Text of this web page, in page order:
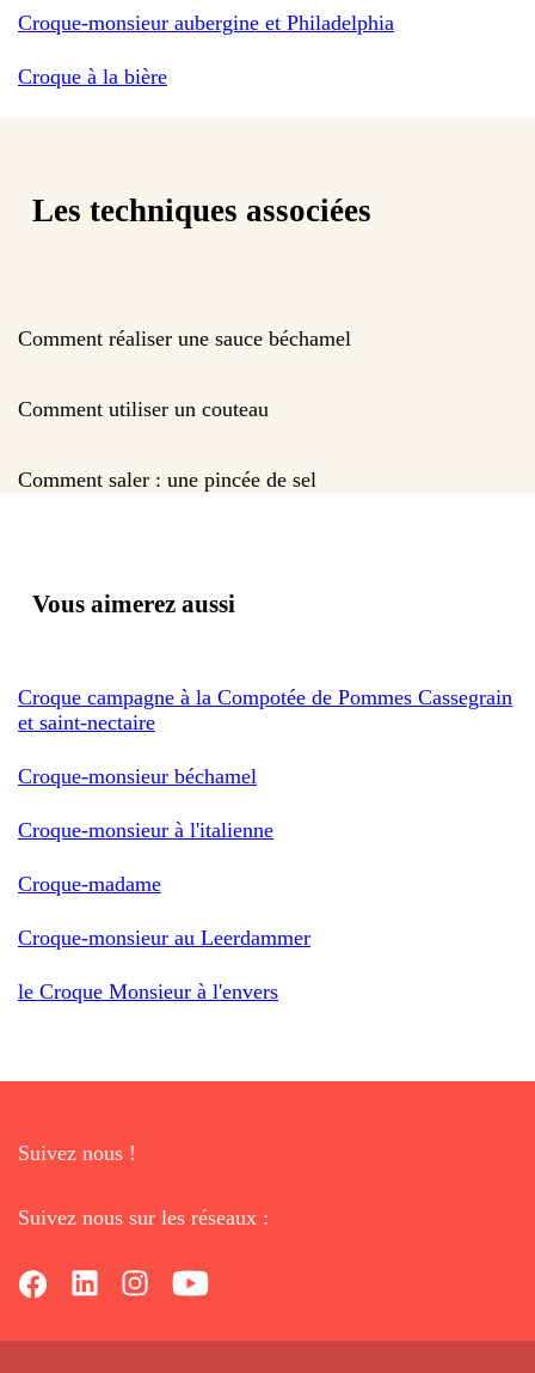
Croque-monsieur aubergine et Philadelphia
Croque à la bière
Les techniques associées
Comment réaliser une sauce béchamel
Comment utiliser un couteau
Comment saler : une pincée de sel
Vous aimerez aussi
Croque campagne à la Compotée de Pommes Cassegrain
et saint-nectaire
Croque-monsieur béchamel
Croque-monsieur à l'italienne
Croque-madame
Croque-monsieur au Leerdammer
le Croque Monsieur à l'envers
Suivez nous !
Suivez nous sur les réseaux :